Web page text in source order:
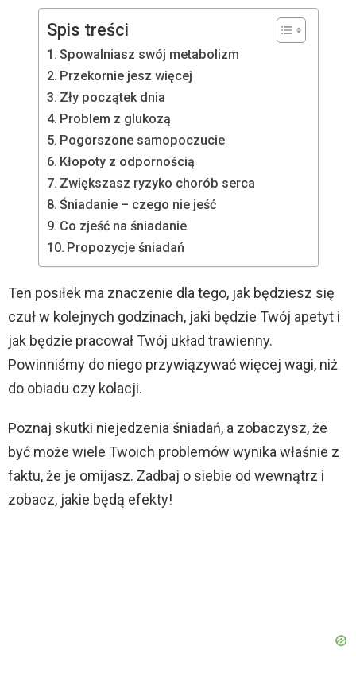
Spis treści
Spowalniasz swój metabolizm
Przekornie jesz więcej
Zły początek dnia
Problem z glukozą
Pogorszone samopoczucie
Kłopoty z odpornością
Zwiększasz ryzyko chorób serca
Śniadanie – czego nie jeść
Co zjeść na śniadanie
Propozycje śniadań
Ten posiłek ma znaczenie dla tego, jak będziesz się
czuł w kolejnych godzinach, jaki będzie Twój apetyt i
jak będzie pracował Twój układ trawienny.
Powinniśmy do niego przywiązywać więcej wagi, niż
do obiadu czy kolacji.
Poznaj skutki niejedzenia śniadań, a zobaczysz, że
być może wiele Twoich problemów wynika właśnie z
faktu, że je omijasz. Zadbaj o siebie od wewnątrz i
zobacz, jakie będą efekty!